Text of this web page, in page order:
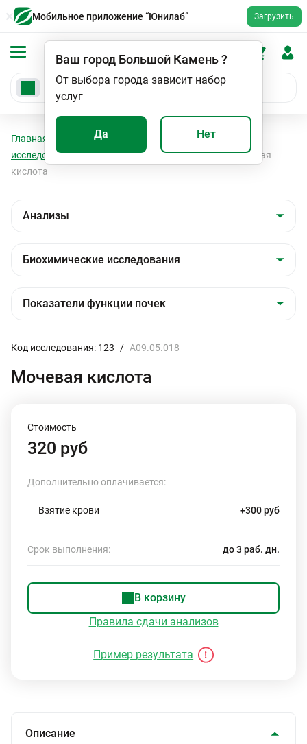
Мобильное приложение “Юнилаб” Загрузить
Ваш город Большой Камень?
От выбора города зависит набор
услуг
Да Нет
Главная Анализы
Биохимические
исследования
Показатели функции почек
Мочевая
кислота
Код исследования: 123 / A09.05.018
Мочевая кислота
Стоимость
320 руб
Дополнительно оплачивается:
Взятие крови +300 руб
Срок выполнения: до 3 раб. дн.
В корзину
Правила сдачи анализов
Пример результата
Описание